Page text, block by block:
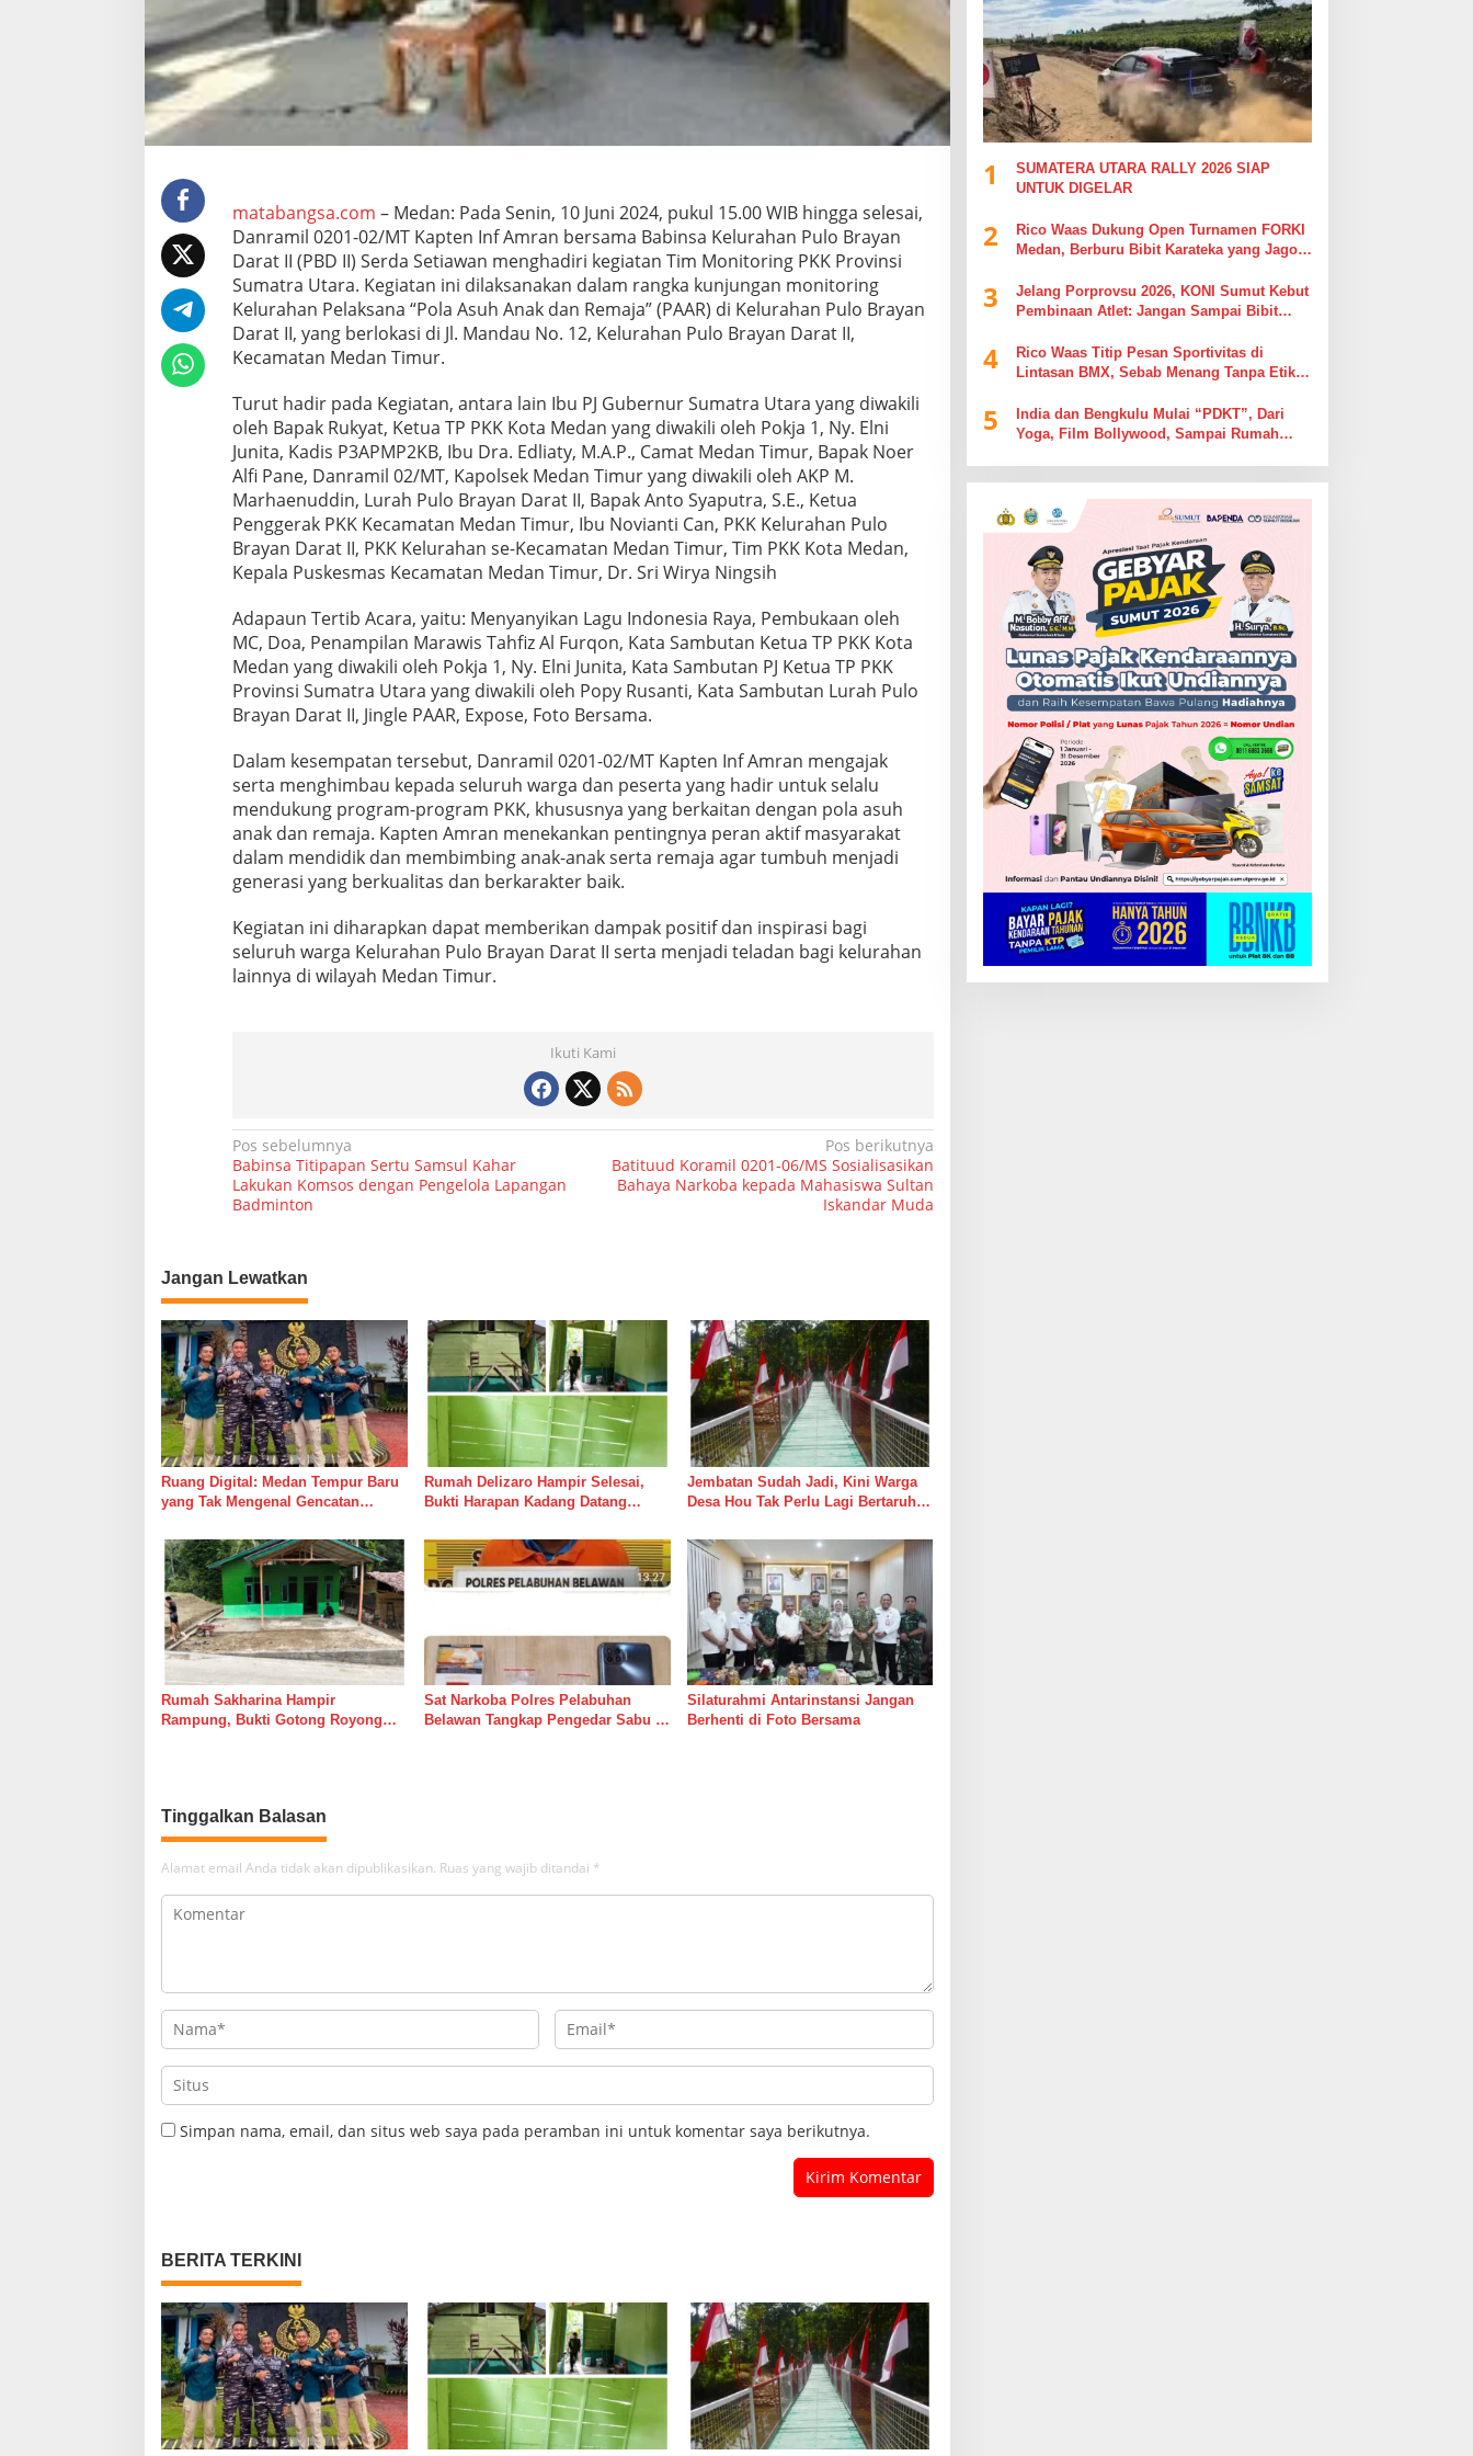
i
o
r
a
n
D
a
r
a
t
I
I
D
a
n
r
a
m
i
l
2
1
-
0
2
/
M
B
e
i
k
a
n
D
u
k
u
n
h
matabangsa.com – Medan: Pada Senin, 10 Juni 2024, pukul 15.00 WIB hingga selesai,
Danramil 0201-02/MT Kapten Inf Amran bersama Babinsa Kelurahan Pulo Brayan
Darat II (PBD II) Serda Setiawan menghadiri kegiatan Tim Monitoring PKK Provinsi
Sumatra Utara. Kegiatan ini dilaksanakan dalam rangka kunjungan monitoring
Kelurahan Pelaksana “Pola Asuh Anak dan Remaja” (PAAR) di Kelurahan Pulo Brayan
Darat II, yang berlokasi di Jl. Mandau No. 12, Kelurahan Pulo Brayan Darat II,
Kecamatan Medan Timur.
Turut hadir pada Kegiatan, antara lain Ibu PJ Gubernur Sumatra Utara yang diwakili
oleh Bapak Rukyat, Ketua TP PKK Kota Medan yang diwakili oleh Pokja 1, Ny. Elni
Junita, Kadis P3APMP2KB, Ibu Dra. Edliaty, M.A.P., Camat Medan Timur, Bapak Noer
Alfi Pane, Danramil 02/MT, Kapolsek Medan Timur yang diwakili oleh AKP M.
Marhaenuddin, Lurah Pulo Brayan Darat II, Bapak Anto Syaputra, S.E., Ketua
Penggerak PKK Kecamatan Medan Timur, Ibu Novianti Can, PKK Kelurahan Pulo
Brayan Darat II, PKK Kelurahan se-Kecamatan Medan Timur, Tim PKK Kota Medan,
Kepala Puskesmas Kecamatan Medan Timur, Dr. Sri Wirya Ningsih
Adapaun Tertib Acara, yaitu: Menyanyikan Lagu Indonesia Raya, Pembukaan oleh
MC, Doa, Penampilan Marawis Tahfiz Al Furqon, Kata Sambutan Ketua TP PKK Kota
Medan yang diwakili oleh Pokja 1, Ny. Elni Junita, Kata Sambutan PJ Ketua TP PKK
Provinsi Sumatra Utara yang diwakili oleh Popy Rusanti, Kata Sambutan Lurah Pulo
Brayan Darat II, Jingle PAAR, Expose, Foto Bersama.
Dalam kesempatan tersebut, Danramil 0201-02/MT Kapten Inf Amran mengajak
serta menghimbau kepada seluruh warga dan peserta yang hadir untuk selalu
mendukung program-program PKK, khususnya yang berkaitan dengan pola asuh
anak dan remaja. Kapten Amran menekankan pentingnya peran aktif masyarakat
dalam mendidik dan membimbing anak-anak serta remaja agar tumbuh menjadi
generasi yang berkualitas dan berkarakter baik.
Kegiatan ini diharapkan dapat memberikan dampak positif dan inspirasi bagi
seluruh warga Kelurahan Pulo Brayan Darat II serta menjadi teladan bagi kelurahan
lainnya di wilayah Medan Timur.
Ikuti Kami
N
a
v
g
a
s
i
p
o
s
Pos sebelumnya
Babinsa Titipapan Sertu Samsul Kahar
Lakukan Komsos dengan Pengelola Lapangan
Badminton
Pos berikutnya
Batituud Koramil 0201-06/MS Sosialisasikan
Bahaya Narkoba kepada Mahasiswa Sultan
Iskandar Muda
Jangan Lewatkan
Ruang Digital: Medan Tempur Baru
yang Tak Mengenal Gencatan
Rumah Delizaro Hampir Selesai,
Bukti Harapan Kadang Datang
Jembatan Sudah Jadi, Kini Warga
Desa Hou Tak Perlu Lagi Bertaruh
Rumah Sakharina Hampir
Rampung, Bukti Gotong Royong
Sat Narkoba Polres Pelabuhan
Belawan Tangkap Pengedar Sabu di
Silaturahmi Antarinstansi Jangan
Berhenti di Foto Bersama
Tinggalkan Balasan
Alamat email Anda tidak akan dipublikasikan. Ruas yang wajib ditandai *
Simpan nama, email, dan situs web saya pada peramban ini untuk komentar saya berikutnya.
BERITA TERKINI
1
SUMATERA UTARA RALLY 2026 SIAP
UNTUK DIGELAR
2
Rico Waas Dukung Open Turnamen FORKI
Medan, Berburu Bibit Karateka yang Jago
Komentar
3
Jelang Porprovsu 2026, KONI Sumut Kebut
Pembinaan Atlet: Jangan Sampai Bibit
4
Rico Waas Titip Pesan Sportivitas di
Lintasan BMX, Sebab Menang Tanpa Etika
5
India dan Bengkulu Mulai “PDKT”, Dari
Yoga, Film Bollywood, Sampai Rumah